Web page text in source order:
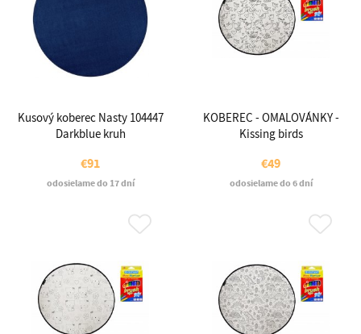
Kusový koberec Nasty 104447
Darkblue kruh
€91
odosielame do 17 dní
KOBEREC - OMALOVÁNKY -
Kissing birds
€49
odosielame do 6 dní